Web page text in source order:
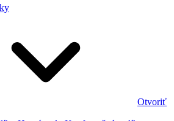
Otvoriť